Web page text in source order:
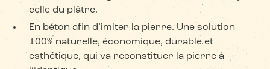
celle du plâtre.
En béton afin d’imiter la pierre. Une solution
100% naturelle, économique, durable et
esthétique, qui va reconstituer la pierre à